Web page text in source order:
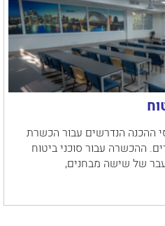
ההכנה הנדרשים עבור הכשרת
ההכשרה עבור סוכני ביטוח
של שישה מבחנים,